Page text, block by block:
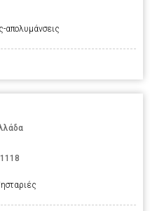
απολυμάνσεις